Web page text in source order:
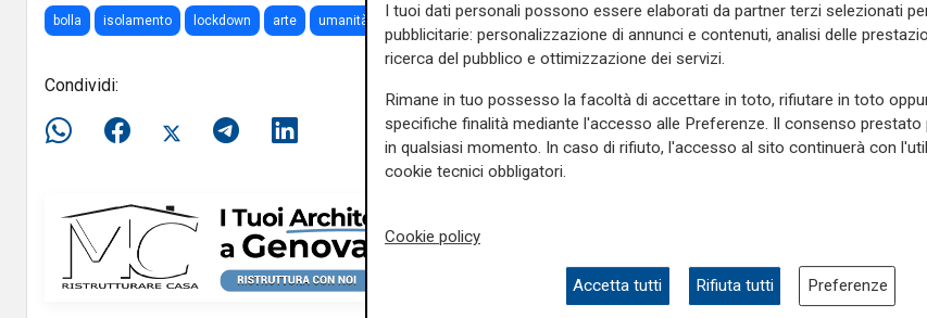
bolla isolamento lockdown arte umanità
Condividi:
Estate torrida
Caldo atroce, a
bollino rosso
I tuoi dati personali possono essere elaborati da partner terzi selezionati
pubblicitarie: personalizzazione di annunci e contenuti, analisi delle
ricerca del pubblico e ottimizzazione dei servizi.
Rimane in tuo possesso la facoltà di accettare in toto, rifiutare in toto
specifiche finalità mediante l'accesso alle Preferenze. Il consenso
in qualsiasi momento. In caso di rifiuto, l'accesso al sito continuerà con
cookie tecnici obbligatori.
Cookie policy
Accetta tutti Rifiuta tutti Preferenze